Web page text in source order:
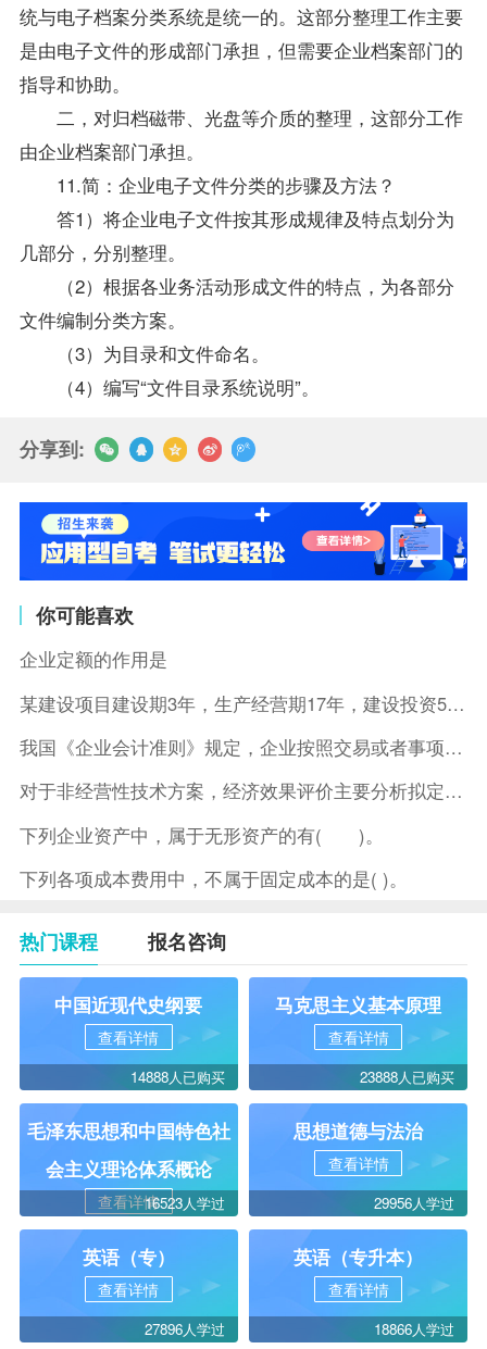
统与电子档案分类系统是统一的。这部分整理工作主要
是由电子文件的形成部门承担，但需要企业档案部门的
指导和协助。
二，对归档磁带、光盘等介质的整理，这部分工作
由企业档案部门承担。
11.简：企业电子文件分类的步骤及方法？
答1）将企业电子文件按其形成规律及特点划分为
几部分，分别整理。
（2）根据各业务活动形成文件的特点，为各部分
文件编制分类方案。
（3）为目录和文件命名。
（4）编写“文件目录系统说明”。
分享到:
你可能喜欢
企业定额的作用是
某建设项目建设期3年，生产经营期17年，建设投资5500万元
我国《企业会计准则》规定，企业按照交易或者事项的经济特征确定
对于非经营性技术方案，经济效果评价主要分析拟定方案的( )。
下列企业资产中，属于无形资产的有( )。
下列各项成本费用中，不属于固定成本的是( )。
热门课程 报名咨询
中国近现代史纲要
查看详情
14888人已购买
马克思主义基本原理
查看详情
23888人已购买
毛泽东思想和中国特色社
会主义理论体系概论
查看详情16523人学过
思想道德与法治
查看详情
29956人学过
英语（专）
查看详情
27896人学过
英语（专升本）
查看详情
18866人学过